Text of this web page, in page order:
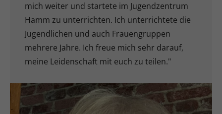
mich weiter und startete im Jugendzentrum
Hamm zu unterrichten. Ich unterrichtete die
Jugendlichen und auch Frauengruppen
mehrere Jahre. Ich freue mich sehr darauf,
meine Leidenschaft mit euch zu teilen."